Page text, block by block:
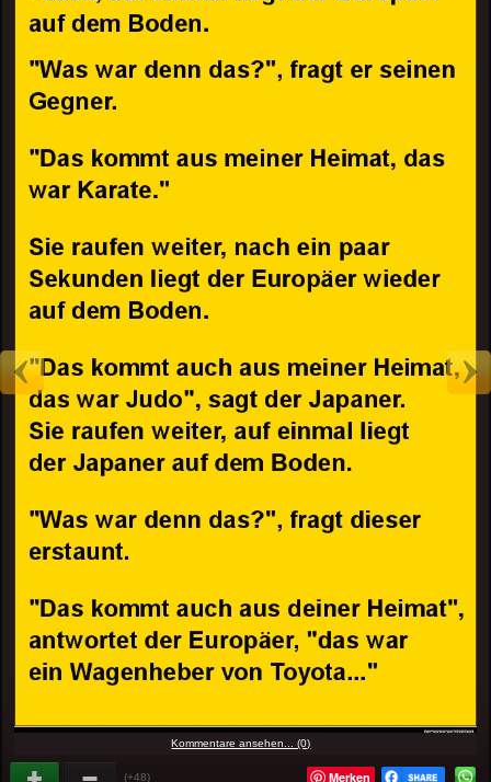
Kommentare ansehen... (0)
(+48) Merken